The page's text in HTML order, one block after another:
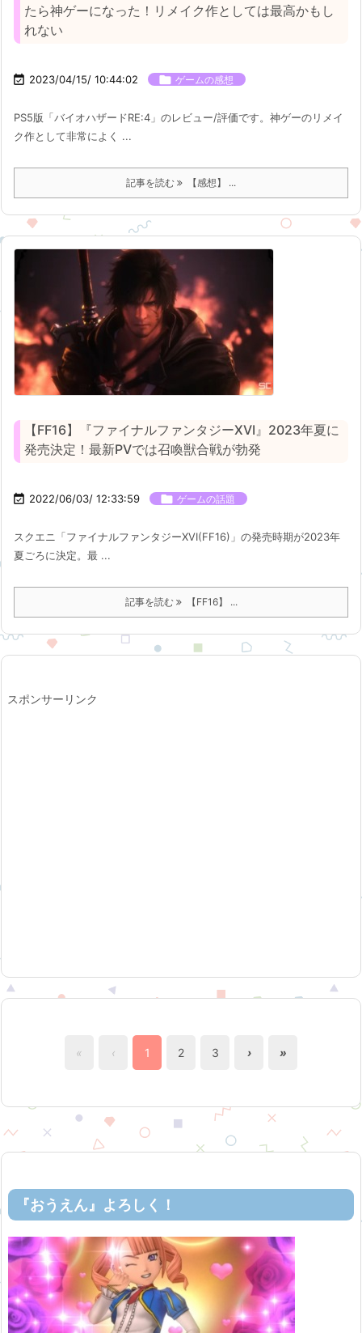
たら神ゲーになった！リメイク作としては最高かもし
れない
 2023/04/15/ 10:44:02  ゲームの感想
PS5版「バイオハザードRE:4」のレビュー/評価です。神ゲーのリメイ
ク作として非常によく ...
記事を読む 【感想】 ...
【FF16】『ファイナルファンタジーXVI』2023年夏に
発売決定！最新PVでは召喚獣合戦が勃発
 2022/06/03/ 12:33:59  ゲームの話題
スクエニ「ファイナルファンタジーXVI(FF16)」の発売時期が2023年
夏ごろに決定。最 ...
記事を読む 【FF16】 ...
スポンサーリンク
« ‹ 1 2 3 › »
『おうえん』よろしく！